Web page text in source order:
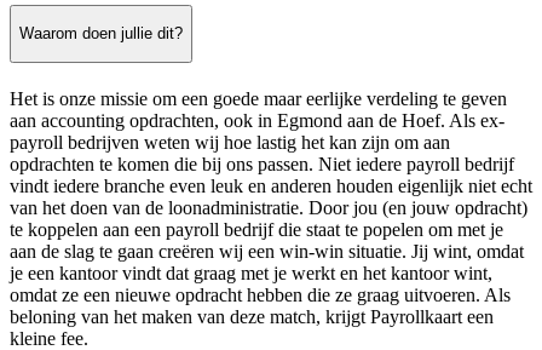
Waarom doen jullie dit?
Het is onze missie om een goede maar eerlijke verdeling te geven
aan accounting opdrachten, ook in Egmond aan de Hoef. Als ex-
payroll bedrijven weten wij hoe lastig het kan zijn om aan
opdrachten te komen die bij ons passen. Niet iedere payroll bedrijf
vindt iedere branche even leuk en anderen houden eigenlijk niet echt
van het doen van de loonadministratie. Door jou (en jouw opdracht)
te koppelen aan een payroll bedrijf die staat te popelen om met je
aan de slag te gaan creëren wij een win-win situatie. Jij wint, omdat
je een kantoor vindt dat graag met je werkt en het kantoor wint,
omdat ze een nieuwe opdracht hebben die ze graag uitvoeren. Als
beloning van het maken van deze match, krijgt Payrollkaart een
kleine fee.